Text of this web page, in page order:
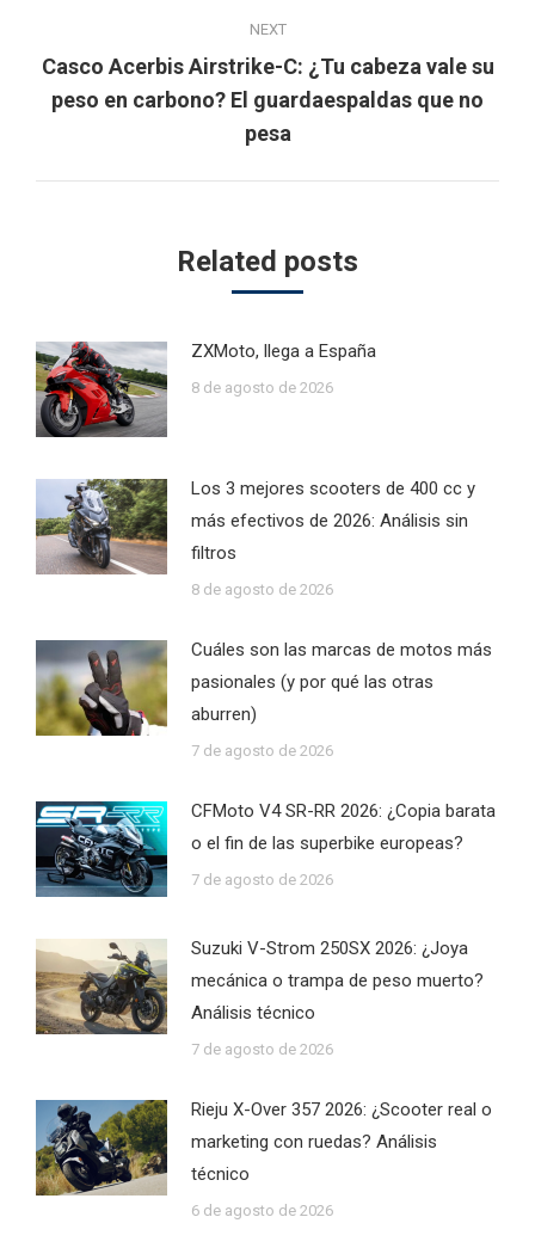
NEXT
Next
post:
Casco Acerbis Airstrike-C: ¿Tu cabeza vale su
peso en carbono? El guardaespaldas que no
pesa
Related posts
ZXMoto, llega a España
8 de agosto de 2026
Los 3 mejores scooters de 400 cc y
más efectivos de 2026: Análisis sin
filtros
8 de agosto de 2026
Cuáles son las marcas de motos más
pasionales (y por qué las otras
aburren)
7 de agosto de 2026
CFMoto V4 SR-RR 2026: ¿Copia barata
o el fin de las superbike europeas?
7 de agosto de 2026
Suzuki V-Strom 250SX 2026: ¿Joya
mecánica o trampa de peso muerto?
Análisis técnico
7 de agosto de 2026
Rieju X-Over 357 2026: ¿Scooter real o
marketing con ruedas? Análisis
técnico
6 de agosto de 2026